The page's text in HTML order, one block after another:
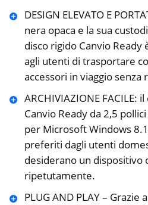
DESIGN ELEVATO E
nera opaca e la sua
disco rigido Canvio
agli utenti di trasportare
accessori in viaggio senza
ARCHIVIAZIONE FACILE:
Canvio Ready da 2,5
per Microsoft Windows
preferiti dagli utenti
desiderano un dispositivo
ripetutamente.
PLUG AND PLAY –